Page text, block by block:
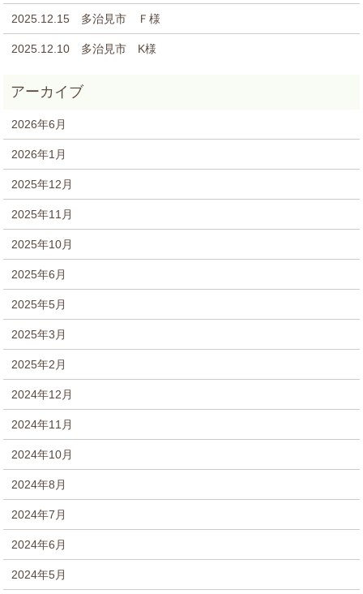
2025.12.15 多治見市 Ｆ様
2025.12.10 多治見市 K様
2026年6月
2026年1月
2025年12月
2025年11月
2025年10月
2025年6月
2025年5月
2025年3月
2025年2月
2024年12月
2024年11月
2024年10月
2024年8月
2024年7月
2024年6月
2024年5月